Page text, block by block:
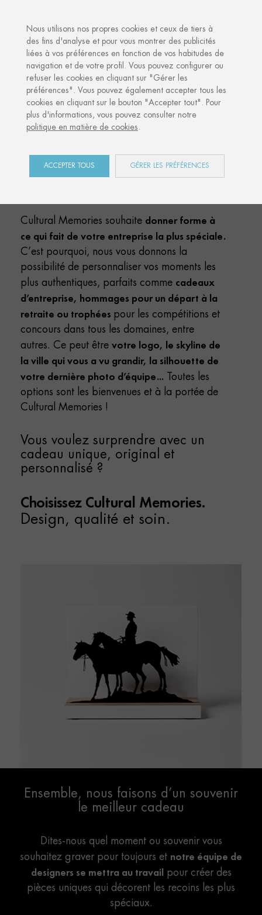
Nous créons un souvenir
unique et
spécial pour vos cadeaux
Les cadeaux de votre entreprise
Cultural Memories souhaite donner forme à
ce qui fait de votre entreprise la plus spéciale.
C’est pourquoi, nous vous donnons la
possibilité de personnaliser vos moments les
plus authentiques, parfaits comme cadeaux
d’entreprise, hommages pour un départ à la
retraite ou trophées pour les compétitions et
concours dans tous les domaines, entre
autres. Ce peut être votre logo, le skyline de
la ville qui vous a vu grandir, la silhouette de
votre dernière photo d’équipe... Toutes les
options sont les bienvenues et à la portée de
Cultural Memories !
Vous voulez surprendre avec un
cadeau unique, original et
personnalisé ?
Choisissez Cultural Memories.
Design, qualité et soin.
Ensemble, nous faisons d’un souvenir
le meilleur cadeau
Dites-nous quel moment ou souvenir vous
souhaitez graver pour toujours et notre équipe de
designers se mettra au travail pour créer des
pièces uniques qui décorent les recoins les plus
spéciaux.
Nous utilisons nos propres cookies et ceux de tiers à
des fins d'analyse et pour vous montrer des publicités
liées à vos préférences en fonction de vos habitudes de
navigation et de votre profil. Vous pouvez configurer ou
refuser les cookies en cliquant sur "Gérer les
préférences". Vous pouvez également accepter tous les
cookies en cliquant sur le bouton "Accepter tout". Pour
plus d'informations, vous pouvez consulter notre
politique en matière de cookies.
ACCEPTER TOUS GÉRER LES PRÉFÉRENCES